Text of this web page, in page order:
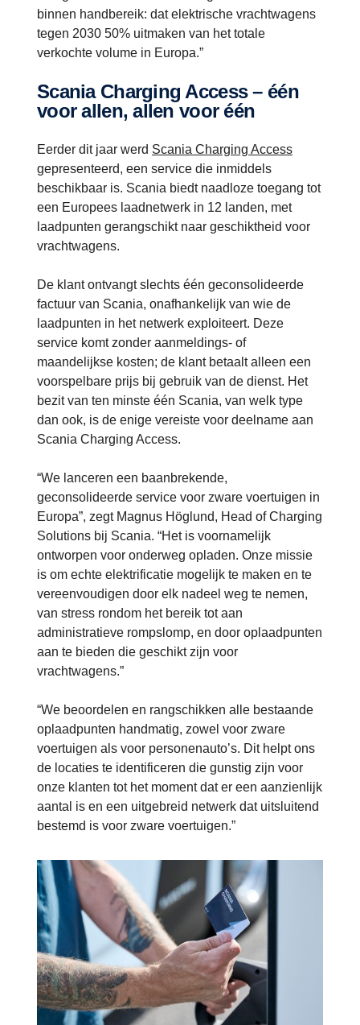
binnen handbereik: dat elektrische vrachtwagens
tegen 2030 50% uitmaken van het totale
verkochte volume in Europa.”
Scania Charging Access – één
voor allen, allen voor één
Eerder dit jaar werd Scania Charging Access
gepresenteerd, een service die inmiddels
beschikbaar is. Scania biedt naadloze toegang tot
een Europees laadnetwerk in 12 landen, met
laadpunten gerangschikt naar geschiktheid voor
vrachtwagens.
De klant ontvangt slechts één geconsolideerde
factuur van Scania, onafhankelijk van wie de
laadpunten in het netwerk exploiteert. Deze
service komt zonder aanmeldings- of
maandelijkse kosten; de klant betaalt alleen een
voorspelbare prijs bij gebruik van de dienst. Het
bezit van ten minste één Scania, van welk type
dan ook, is de enige vereiste voor deelname aan
Scania Charging Access.
“We lanceren een baanbrekende,
geconsolideerde service voor zware voertuigen in
Europa”, zegt Magnus Höglund, Head of Charging
Solutions bij Scania. “Het is voornamelijk
ontworpen voor onderweg opladen. Onze missie
is om echte elektrificatie mogelijk te maken en te
vereenvoudigen door elk nadeel weg te nemen,
van stress rondom het bereik tot aan
administratieve rompslomp, en door oplaadpunten
aan te bieden die geschikt zijn voor
vrachtwagens.”
“We beoordelen en rangschikken alle bestaande
oplaadpunten handmatig, zowel voor zware
voertuigen als voor personenauto’s. Dit helpt ons
de locaties te identificeren die gunstig zijn voor
onze klanten tot het moment dat er een aanzienlijk
aantal is en een uitgebreid netwerk dat uitsluitend
bestemd is voor zware voertuigen.”